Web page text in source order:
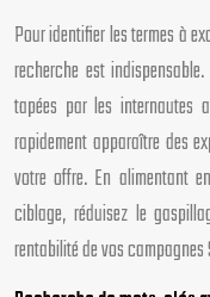
Pour identifier les termes à
recherche est
tapées par les internautes
rapidement apparaître des
votre offre. En alimentant
ciblage, réduisez le
rentabilité de vos campagnes